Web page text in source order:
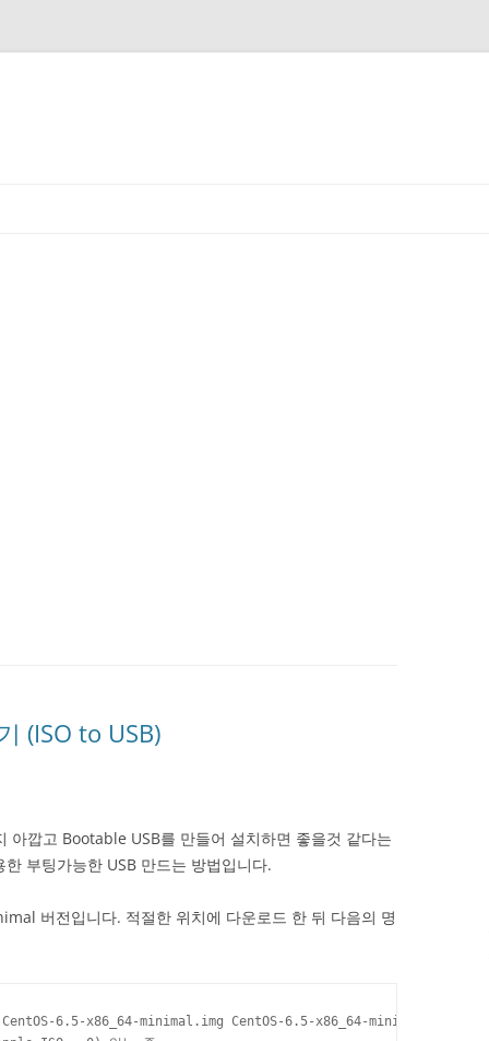
(ISO to USB)
아깝고 Bootable USB를 만들어 설치하면 좋을것 같다는
부팅가능한 USB 만드는 방법입니다.
버전입니다. 적절한 위치에 다운로드 한 뒤 다음의 명
6.5-x86_64-minimal.img CentOS-6.5-x86_64-minimal.iso